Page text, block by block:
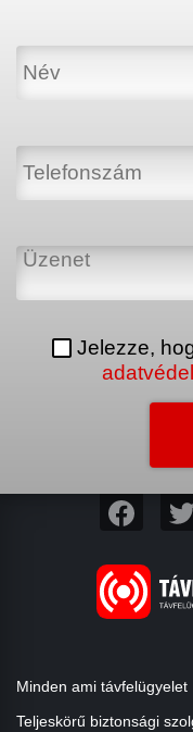
Jelezze,
Minden ami távfelügyelet
Teljeskörű biztonsági